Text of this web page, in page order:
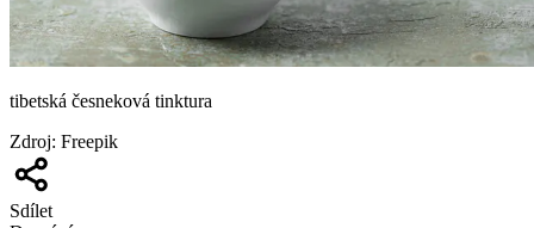
tibetská česneková tinktura
Zdroj: Freepik
Sdílet